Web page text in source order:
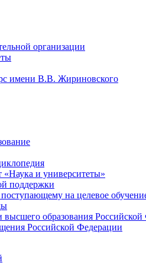
организации
имени В.В. Жириновского
и университеты»
поддержки
на целевое
образования
Российской Федерации